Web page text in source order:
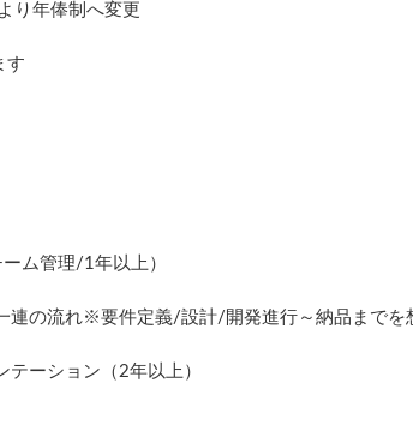
り年俸制へ変更
す
ム管理/1年以上）
連の流れ※要件定義/設計/開発進行～納品までを
ーション（2年以上）